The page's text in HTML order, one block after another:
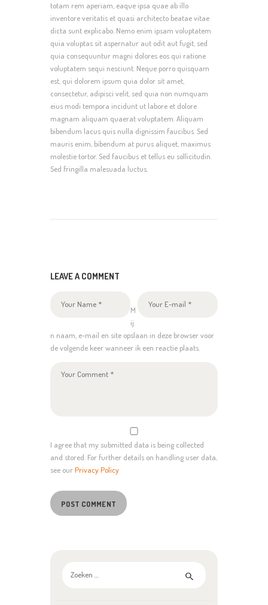
totam rem aperiam, eaque ipsa quae ab illo
inventore veritatis et quasi architecto beatae vitae
dicta sunt explicabo. Nemo enim ipsam voluptatem
quia voluptas sit aspernatur aut odit aut fugit, sed
quia consequuntur magni dolores eos qui ratione
voluptatem sequi nesciunt. Neque porro quisquam
est, qui dolorem ipsum quia dolor sit amet,
consectetur, adipisci velit, sed quia non numquam
eius modi tempora incidunt ut labore et dolore
magnam aliquam quaerat voluptatem. Aliquam
bibendum lacus quis nulla dignissim faucibus. Sed
mauris enim, bibendum at purus aliquet, maximus
molestie tortor. Sed faucibus et tellus eu sollicitudin.
Sed fringilla malesuada luctus.
LEAVE A COMMENT
M
ij
n naam, e-mail en site opslaan in deze browser voor
de volgende keer wanneer ik een reactie plaats.
I agree that my submitted data is being collected
and stored. For further details on handling user data,
see ourPrivacy Policy
naar: